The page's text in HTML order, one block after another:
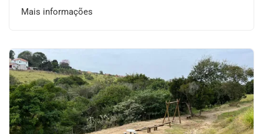
Mais informações